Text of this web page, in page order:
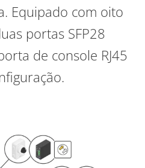
Equipado com oito
portas SFP28
de console RJ45